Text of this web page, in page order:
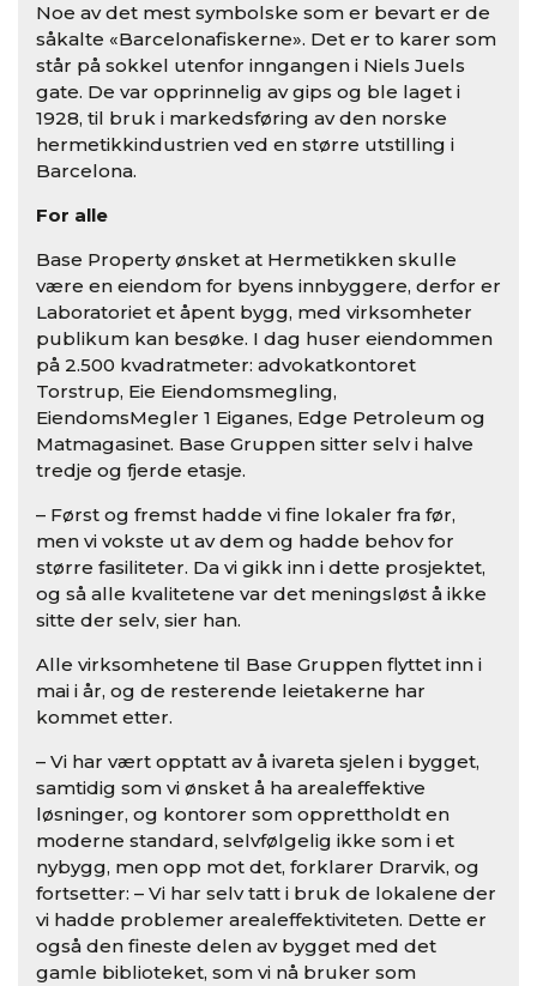
Noe av det mest symbolske som er bevart er de
såkalte «Barcelonafiskerne». Det er to karer som
står på sokkel utenfor inngangen i Niels Juels
gate. De var opprinnelig av gips og ble laget i
1928, til bruk i markedsføring av den norske
hermetikkindustrien ved en større utstilling i
Barcelona.
For alle
Base Property ønsket at Hermetikken skulle
være en eiendom for byens innbyggere, derfor er
Laboratoriet et åpent bygg, med virksomheter
publikum kan besøke. I dag huser eiendommen
på 2.500 kvadratmeter: advokatkontoret
Torstrup, Eie Eiendomsmegling,
EiendomsMegler 1 Eiganes, Edge Petroleum og
Matmagasinet. Base Gruppen sitter selv i halve
tredje og fjerde etasje.
– Først og fremst hadde vi fine lokaler fra før,
men vi vokste ut av dem og hadde behov for
større fasiliteter. Da vi gikk inn i dette prosjektet,
og så alle kvalitetene var det meningsløst å ikke
sitte der selv, sier han.
Alle virksomhetene til Base Gruppen flyttet inn i
mai i år, og de resterende leietakerne har
kommet etter.
– Vi har vært opptatt av å ivareta sjelen i bygget,
samtidig som vi ønsket å ha arealeffektive
løsninger, og kontorer som opprettholdt en
moderne standard, selvfølgelig ikke som i et
nybygg, men opp mot det, forklarer Drarvik, og
fortsetter: – Vi har selv tatt i bruk de lokalene der
vi hadde problemer arealeffektiviteten. Dette er
også den fineste delen av bygget med det
gamle biblioteket, som vi nå bruker som